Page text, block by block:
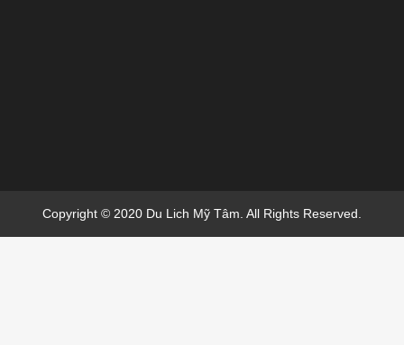
Copyright © 2020 Du Lich Mỹ Tâm. All Rights Reserved.